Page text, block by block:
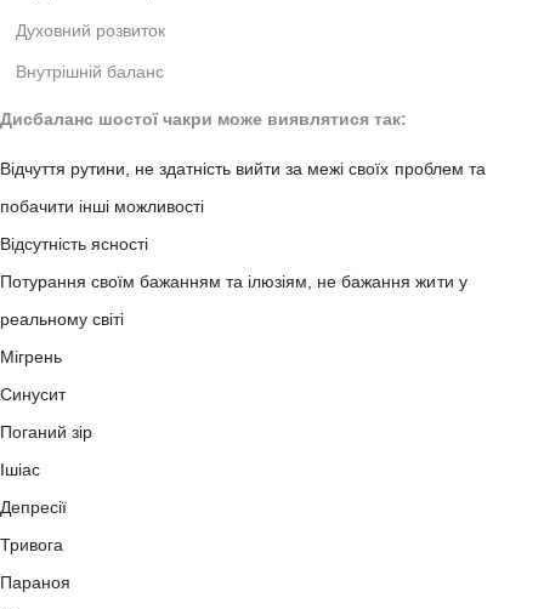
Духовний розвиток
Внутрішній баланс
Дисбаланс шостої чакри може виявлятися так:
Відчуття рутини, не здатність вийти за межі своїх проблем та
побачити інші можливості
Відсутність ясності
Потурання своїм бажанням та ілюзіям, не бажання жити у
реальному світі
Мігрень
Синусит
Поганий зір
Ішіас
Депресії
Тривога
Параноя